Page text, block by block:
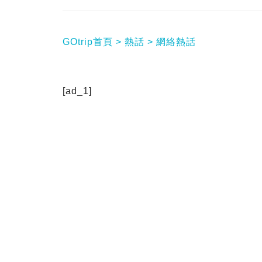
GOtrip首頁 熱話 網絡熱話
[ad_1]